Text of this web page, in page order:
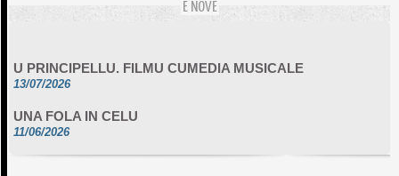
E NOVE
13/07/2026
11/06/2026
DA SCIMULÌ